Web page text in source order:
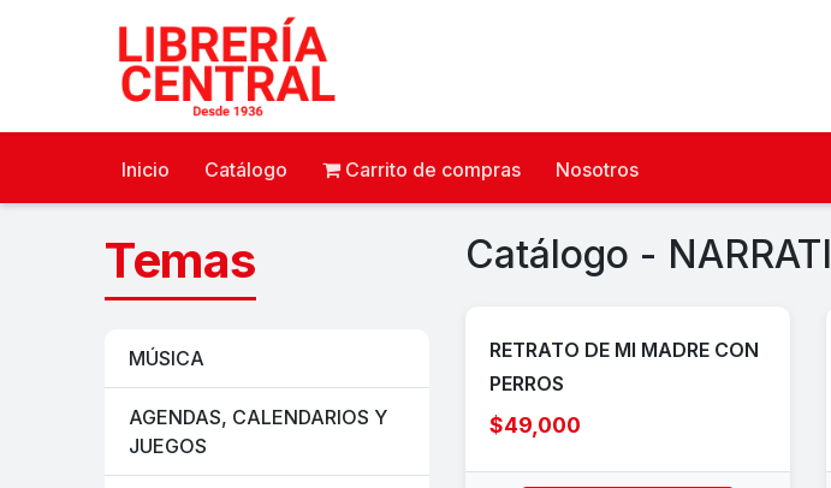
Inicio Catálogo Carrito de compras Nosotros
Temas
MÚSICA
AGENDAS, CALENDARIOS Y
JUEGOS
Catálogo -
RETRATO DE MI MADRE CON
PERROS
$49,000